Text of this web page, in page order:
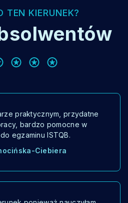
TEN KIERUNEK?
praktycznym, przydatne
bardzo pomocne w
egzaminu ISTQB.
Ciebiera